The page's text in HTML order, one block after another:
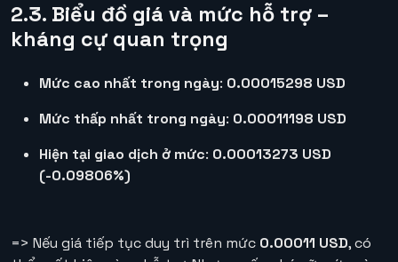
2.3. Biểu đồ giá và mức hỗ trợ –
kháng cự quan trọng
Mức cao nhất trong ngày: 0.00015298 USD
Mức thấp nhất trong ngày: 0.00011198 USD
Hiện tại giao dịch ở mức: 0.00013273 USD
(-0.09806%)
=> Nếu giá tiếp tục duy trì trên mức 0.00011 USD, có